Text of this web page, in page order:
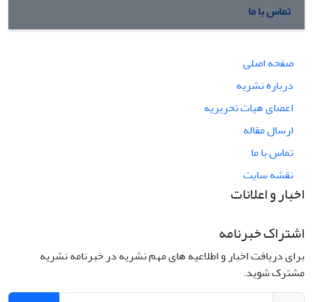
تماس با ما
صفحه اصلی
درباره نشریه
اعضای هیات تحریریه
ارسال مقاله
تماس با ما
نقشه سایت
اخبار و اعلانات
اشتراک خبرنامه
برای دریافت اخبار و اطلاعیه های مهم نشریه در خبرنامه نشریه
مشترک شوید.